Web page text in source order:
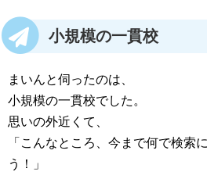
小規模の一貫校
まいんと伺ったのは、
小規模の一貫校でした。
思いの外近くて、
「こんなところ、今まで何で検索
う！」